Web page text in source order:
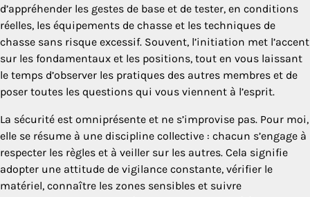
d’appréhender les gestes de base et de tester, en conditions
réelles, les équipements de chasse et les techniques de
chasse sans risque excessif. Souvent, l’initiation met l’accent
sur les fondamentaux et les positions, tout en vous laissant
le temps d’observer les pratiques des autres membres et de
poser toutes les questions qui vous viennent à l’esprit.
La sécurité est omniprésente et ne s’improvise pas. Pour moi,
elle se résume à une discipline collective : chacun s’engage à
respecter les règles et à veiller sur les autres. Cela signifie
adopter une attitude de vigilance constante, vérifier le
matériel, connaître les zones sensibles et suivre